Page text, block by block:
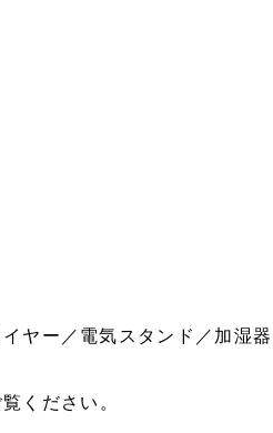
ヤー／電気スタンド／加湿
ください。